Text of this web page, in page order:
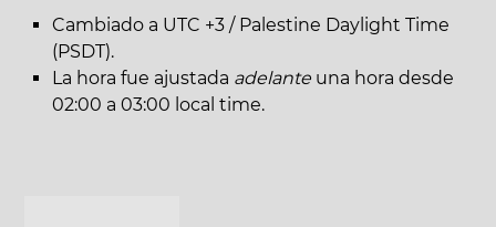
Cambiado a UTC +3 / Palestine Daylight Time
(PSDT).
La hora fue ajustada adelante una hora desde
02:00 a 03:00 local time.